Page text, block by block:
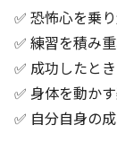
✅ 恐怖心を乗
✅ 練習を積み
✅ 成功したと
✅ 身体を動か
✅ 自分自身の